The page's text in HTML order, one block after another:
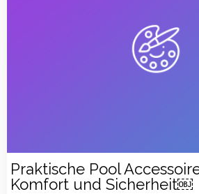
Praktische Pool
Komfort und Sicherheit￼